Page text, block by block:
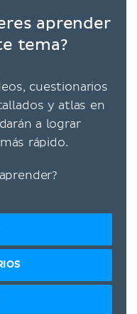
aprender
tema?
cuestionarios
y atlas en
a lograr
rápido.